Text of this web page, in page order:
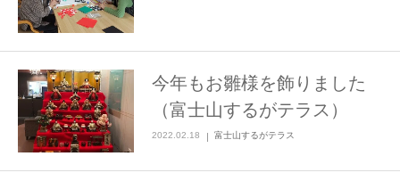
今年もお雛様を飾りました
（富士山するがテラス）
2022.02.18 富士山するがテラス